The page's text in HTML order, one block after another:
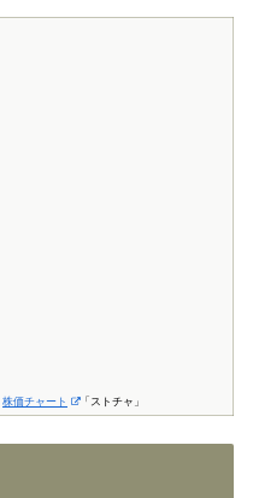
株価チャート 「ストチャ」